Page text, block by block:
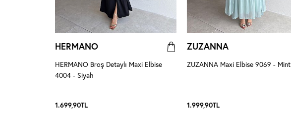
HERMANO
HERMANO Broş Detaylı Maxi Elbise
4004 - Siyah
1.699,90TL
ZUZANNA
ZUZANNA Maxi Elbise 9069 - Mint
1.999,90TL